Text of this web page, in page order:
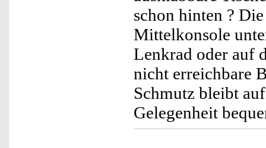
schon hinten ?
Mittelkonsole
Lenkrad oder auf
nicht erreichbare
Schmutz bleibt
Gelegenheit